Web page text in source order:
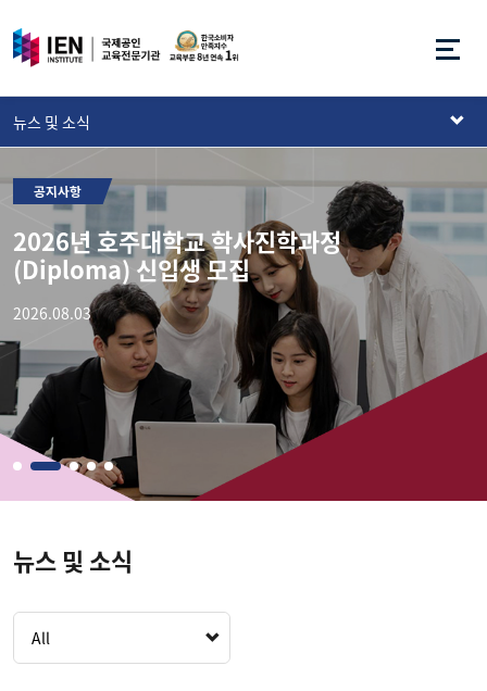
공지사항
2026년 호주대학교 학사진학과정
(Diploma) 신입생 모집
2026.08.03
뉴스 및 소식
뉴스 및 소식
All